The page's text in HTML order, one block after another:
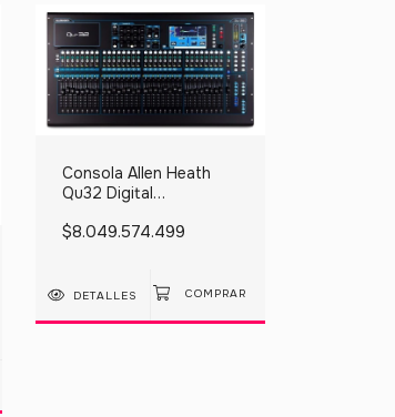
Consola Allen Heath
Qu32 Digital
Behringer
$8.049.574.499
DETALLES